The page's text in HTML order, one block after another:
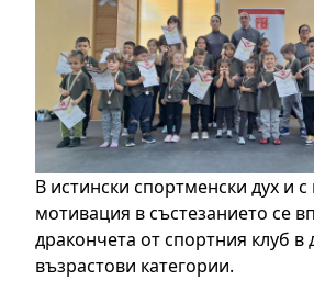
В истински спортменски дух и
мотивация в състезанието се
дракончета от спортния клуб в
възрастови категории.